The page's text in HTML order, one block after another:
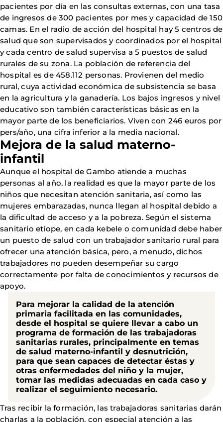
pacientes por día en las consultas externas, con una tasa
de ingresos de 300 pacientes por mes y capacidad de 150
camas. En el radio de acción del hospital hay 5 centros de
salud que son supervisados y coordinados por el hospital
y cada centro de salud supervisa a 5 puestos de salud
rurales de su zona. La población de referencia del
hospital es de 458.112 personas. Provienen del medio
rural, cuya actividad económica de subsistencia se basa
en la agricultura y la ganadería. Los bajos ingresos y nivel
educativo son también características básicas en la
mayor parte de los beneficiarios. Viven con 246 euros por
pers/año, una cifra inferior a la media nacional.
Mejora de la salud materno-
infantil
Aunque el hospital de Gambo atiende a muchas
personas al año, la realidad es que la mayor parte de los
niños que necesitan atención sanitaria, así como las
mujeres embarazadas, nunca llegan al hospital debido a
la dificultad de acceso y a la pobreza. Según el sistema
sanitario etíope, en cada kebele o comunidad debe haber
un puesto de salud con un trabajador sanitario rural para
ofrecer una atención básica, pero, a menudo, dichos
trabajadores no pueden desempeñar su cargo
correctamente por falta de conocimientos y recursos de
apoyo.
Para mejorar la calidad de la atención
primaria facilitada en las comunidades,
desde el hospital se quiere llevar a cabo un
programa de formación de las trabajadoras
sanitarias rurales, principalmente en temas
de salud materno-infantil y desnutrición,
para que sean capaces de detectar éstas y
otras enfermedades del niño y la mujer,
tomar las medidas adecuadas en cada caso y
realizar el seguimiento necesario.
Tras recibir la formación, las trabajadoras sanitarias darán
charlas a la población, con especial atención a las